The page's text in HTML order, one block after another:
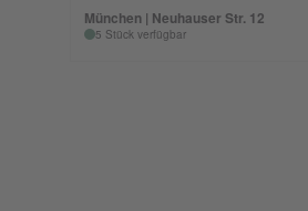
München | Neuhauser Str. 12
5 Stück verfügbar